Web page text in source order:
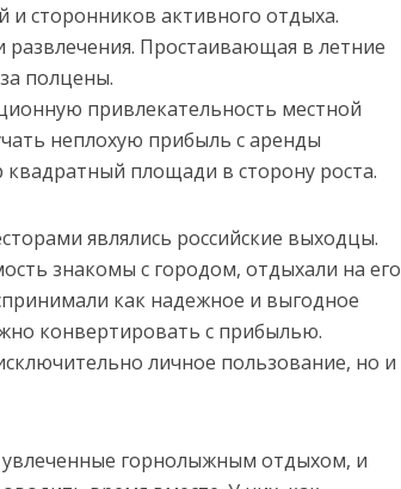
сторонников активного отдыха.
Простаивающая в летние
полцены.
привлекательность местной
неплохую прибыль с аренды
квадратный площади в сторону роста.
являлись российские выходцы.
знакомы с городом, отдыхали на его
как надежное и выгодное
конвертировать с прибылью.
личное пользование, но и
увлеченные горнолыжным отдыхом, и